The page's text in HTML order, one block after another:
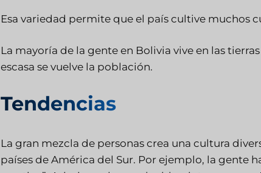
Esa variedad permite que el país cultive muchos
La mayoría de la gente en Bolivia vive en las
escasa se vuelve la población.
Tendencias
La gran mezcla de personas crea una cultura
países de América del Sur. Por ejemplo, la gente